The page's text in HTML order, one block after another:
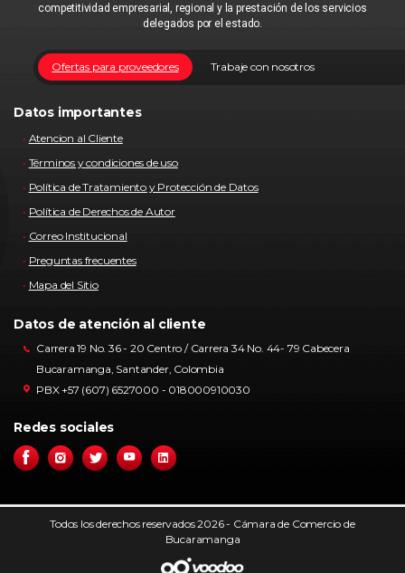
competitividad empresarial, regional y la prestación de los servicios
delegados por el estado.
Trabaje con nosotros
Ofertas para proveedores
Datos importantes
Atencion al Cliente
Términos y condiciones de uso
Política de Tratamiento y Protección de Datos
Política de Derechos de Autor
Correo Institucional
Preguntas frecuentes
Mapa del Sitio
Datos de atención al cliente
Carrera 19 No. 36 - 20 Centro / Carrera 34 No. 44- 79 Cabecera
Bucaramanga, Santander, Colombia
PBX +57 (607) 6527000 - 018000910030
Redes sociales
Todos los derechos reservados 2026 - Cámara de Comercio de
Bucaramanga